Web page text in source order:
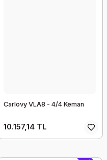
Carlovy VLA8 - 4/4 Keman
10.157,14 TL